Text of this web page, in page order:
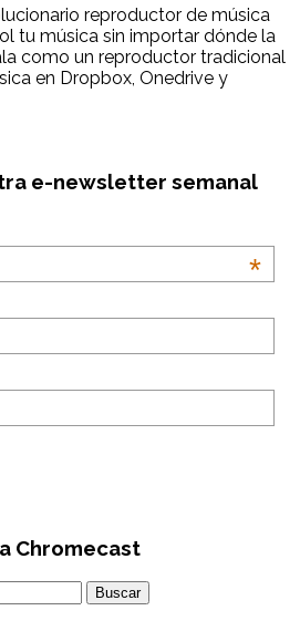
reproductor de música
tu música sin importar dónde la
como un reproductor tradicional
en Dropbox, Onedrive y
e-newsletter semanal
*
Chromecast